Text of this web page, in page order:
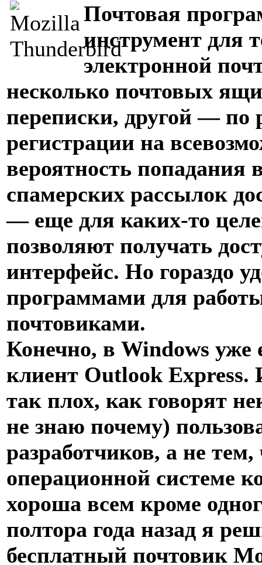
Почтовая
инструмент для
электронной
несколько почтовых
переписки, другой — по
регистрации на
вероятность попадания
спамерских рассылок
— еще для каких-то
позволяют получать
интерфейс. Но гораздо
программами для
почтовиками.
Конечно, в Windows уже
клиент Outlook Express.
так плох, как говорят
не знаю почему)
разработчиков, а не тем,
операционной системе
хороша всем кроме
полтора года назад я
бесплатный почтовик